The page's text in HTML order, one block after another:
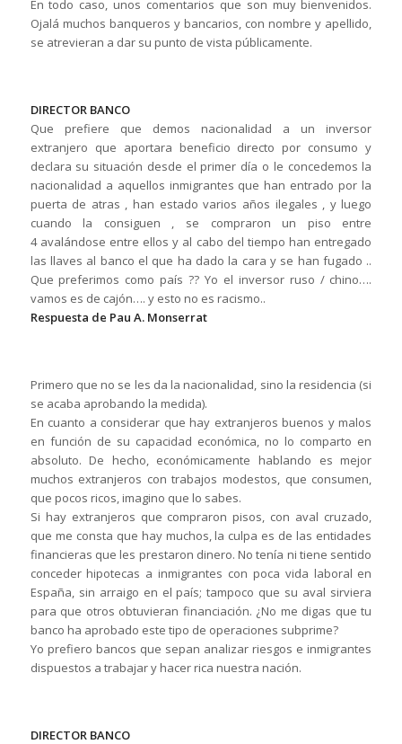
En todo caso, unos comentarios que son muy bienvenidos.
Ojalá muchos banqueros y bancarios, con nombre y apellido,
se atrevieran a dar su punto de vista públicamente.
DIRECTOR BANCO
Que prefiere que demos nacionalidad a un inversor
extranjero que aportara beneficio directo por consumo y
declara su situación desde el primer día o le concedemos la
nacionalidad a aquellos inmigrantes que han entrado por la
puerta de atras , han estado varios años ilegales , y luego
cuando la consiguen , se compraron un piso entre
4 avalándose entre ellos y al cabo del tiempo han entregado
las llaves al banco el que ha dado la cara y se han fugado ..
Que preferimos como país ?? Yo el inversor ruso / chino….
vamos es de cajón…. y esto no es racismo..
Respuesta de Pau A. Monserrat
Primero que no se les da la nacionalidad, sino la residencia (si
se acaba aprobando la medida).
En cuanto a considerar que hay extranjeros buenos y malos
en función de su capacidad económica, no lo comparto en
absoluto. De hecho, económicamente hablando es mejor
muchos extranjeros con trabajos modestos, que consumen,
que pocos ricos, imagino que lo sabes.
Si hay extranjeros que compraron pisos, con aval cruzado,
que me consta que hay muchos, la culpa es de las entidades
financieras que les prestaron dinero. No tenía ni tiene sentido
conceder hipotecas a inmigrantes con poca vida laboral en
España, sin arraigo en el país; tampoco que su aval sirviera
para que otros obtuvieran financiación. ¿No me digas que tu
banco ha aprobado este tipo de operaciones subprime?
Yo prefiero bancos que sepan analizar riesgos e inmigrantes
dispuestos a trabajar y hacer rica nuestra nación.
DIRECTOR BANCO